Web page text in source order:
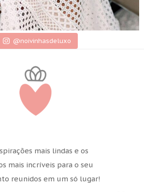
@noivinhasdeluxo
mais lindas e os
mais incríveis para o seu
reunidos em um só lugar!